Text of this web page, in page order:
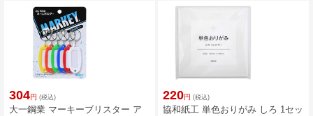
304円 (税込)
大一鋼業 マーキーブリスター ア
220円 (税込)
協和紙工 単色おりがみ しろ 1セッ